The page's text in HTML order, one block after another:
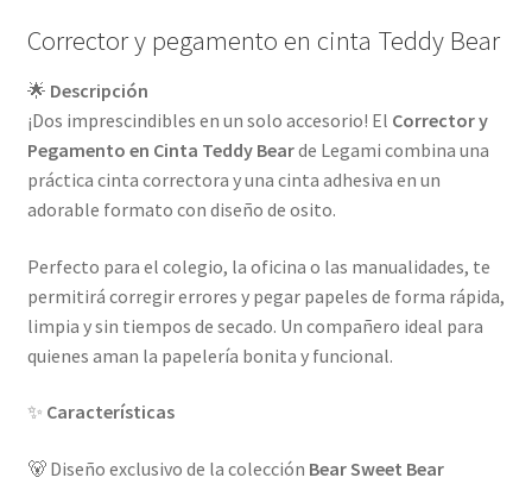
Corrector y pegamento en cinta Teddy Bear
🌟 Descripción
¡Dos imprescindibles en un solo accesorio! El Corrector y
Pegamento en Cinta Teddy Bearde Legami combina una
práctica cinta correctora y una cinta adhesiva en un
adorable formato con diseño de osito.
Perfecto para el colegio, la oficina o las manualidades, te
permitirá corregir errores y pegar papeles de forma rápida,
limpia y sin tiempos de secado. Un compañero ideal para
quienes aman la papelería bonita y funcional.
✨ Características
🐻 Diseño exclusivo de la colección Bear Sweet Bear